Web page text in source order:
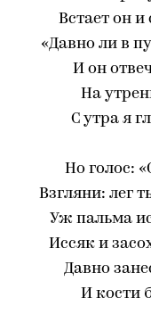
Встает он
«Давно ли в
И он
На
С утра я
Но голос:
Взгляни: лег
Уж пальма
Иссяк и
Давно
И кости